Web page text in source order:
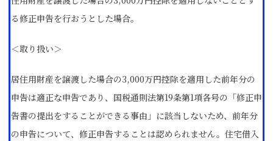
る修正申告を行おうとした場合。
＜取り扱い＞
居住用財産を譲渡した場合の3,000万円控除を適用した前年分の
申告は適正な申告であり、国税通則法第19条第1項各号の「修正申
告書の提出をすることができる事由」に該当しないため、前年分
の申告について、修正申告することは認められません。住宅借入